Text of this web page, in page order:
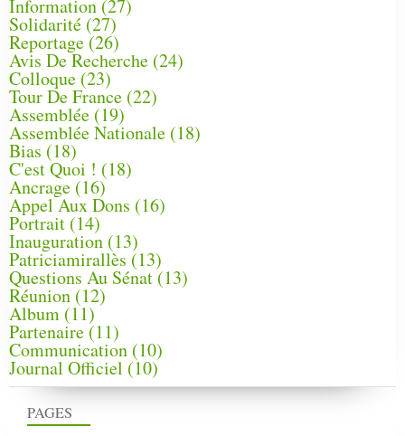
PAGES
Information (27)
Solidarité (27)
Reportage(26)
Avis De Recherche (24)
Colloque (23)
Tour De France (22)
Assemblée (19)
Assemblée Nationale (18)
Bias (18)
C'est Quoi ! (18)
Ancrage (16)
Appel Aux Dons (16)
Portrait (14)
Inauguration (13)
Patriciamirallès (13)
Questions Au Sénat(13)
Réunion (12)
Album (11)
Partenaire(11)
Communication (10)
Journal Officiel (10)